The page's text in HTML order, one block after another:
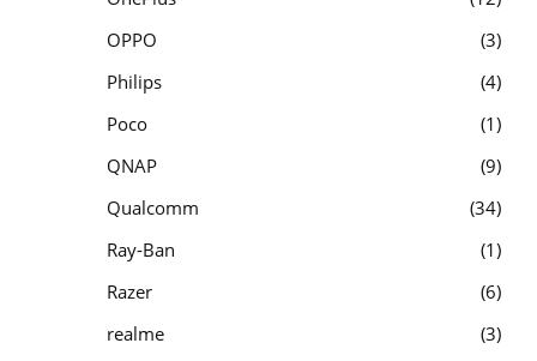
OPPO
3
Philips
4
Poco
1
QNAP
9
Qualcomm
34
Ray-Ban
1
Razer
6
realme
3